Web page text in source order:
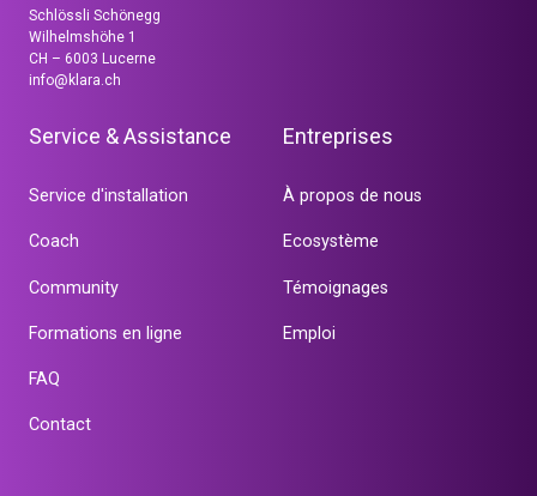
Schlössli Schönegg
Wilhelmshöhe 1
CH – 6003 Lucerne
info@klara.ch
Service & Assistance
Service d'installation
Coach
Community
Formations en ligne
FAQ
Contact
Entreprises
À propos de nous
Ecosystème
Témoignages
Emploi